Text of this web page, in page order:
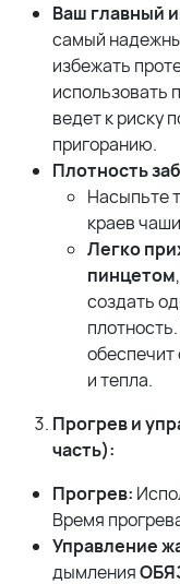
Ваш главный
самый
избежать
использовать
ведет к риску
пригоранию.
Плотность
Насыпьте
краев
Легко
пинцетом
создать
и тепла.
Прогрев и
часть):
Прогрев:
Время
Управление
дымления